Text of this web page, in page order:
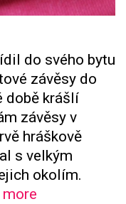
do svého bytu
závěsy do
době krášlí
závěsy v
hráškově
s velkým
okolím.
more